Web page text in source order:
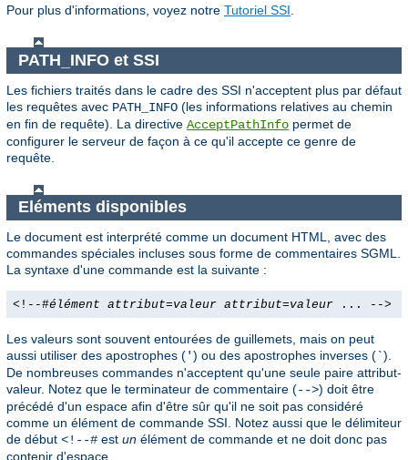
Pour plus d'informations, voyez notre Tutoriel SSI.
PATH_INFO et SSI
Les fichiers traités dans le cadre des SSI n'acceptent plus par défaut
les requêtes avec PATH_INFO (les informations relatives au chemin
en fin de requête). La directive AcceptPathInfo permet de
configurer le serveur de façon à ce qu'il accepte ce genre de
requête.
Eléments disponibles
Le document est interprété comme un document HTML, avec des
commandes spéciales incluses sous forme de commentaires SGML.
La syntaxe d'une commande est la suivante :
<!--#élément attribut=valeur attribut=valeur ... -->
Les valeurs sont souvent entourées de guillemets, mais on peut
aussi utiliser des apostrophes (') ou des apostrophes inverses (`).
De nombreuses commandes n'acceptent qu'une seule paire attribut-
valeur. Notez que le terminateur de commentaire (-->) doit être
précédé d'un espace afin d'être sûr qu'il ne soit pas considéré
comme un élément de commande SSI. Notez aussi que le délimiteur
de début <!--# est un élément de commande et ne doit donc pas
contenir d'espace.